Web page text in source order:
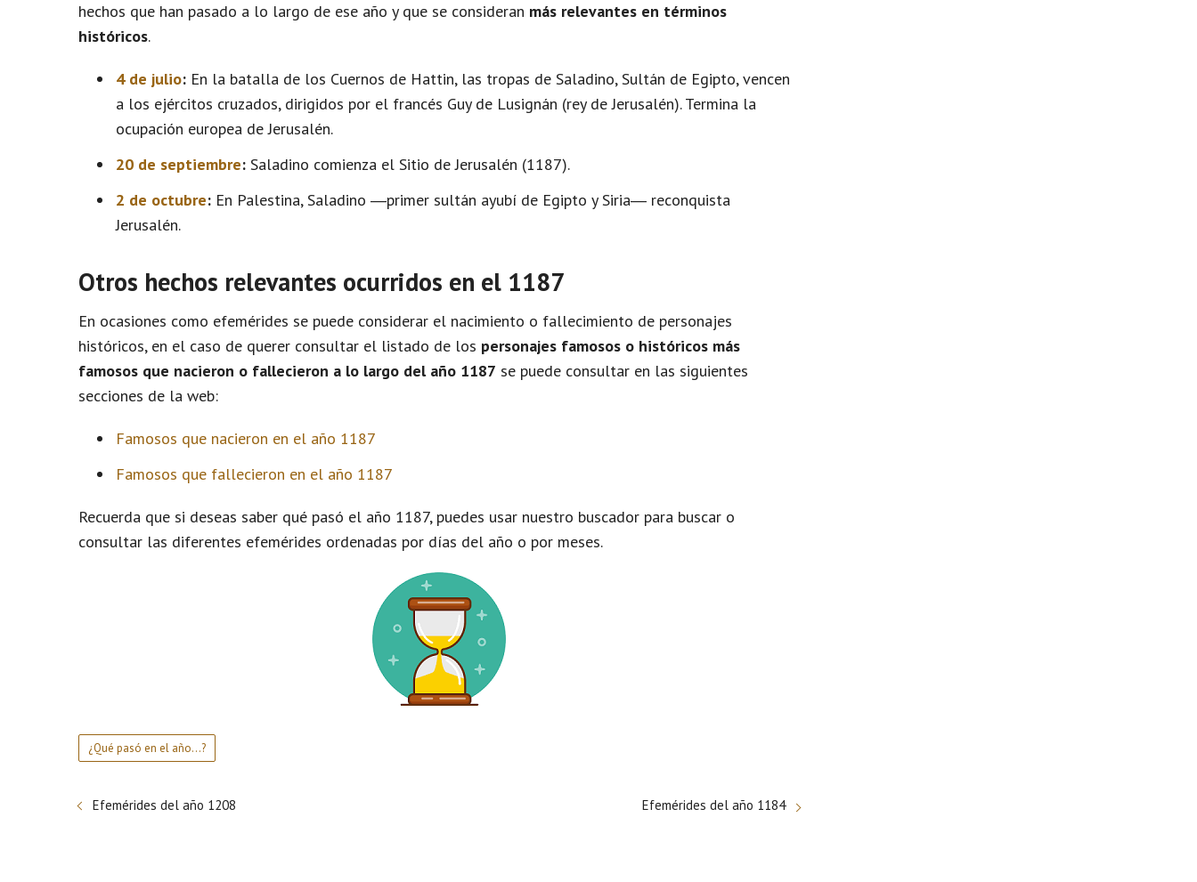
hechos que han pasado a lo largo de ese año y que se consideran más relevantes en términos
históricos.
4 de julio: En la batalla de los Cuernos de Hattin, las tropas de Saladino, Sultán de Egipto, vencen
a los ejércitos cruzados, dirigidos por el francés Guy de Lusignán (rey de Jerusalén). Termina la
ocupación europea de Jerusalén.
20 de septiembre: Saladino comienza el Sitio de Jerusalén (1187).
2 de octubre: En Palestina, Saladino ―primer sultán ayubí de Egipto y Siria― reconquista
Jerusalén.
Otros hechos relevantes ocurridos en el 1187
En ocasiones como efemérides se puede considerar el nacimiento o fallecimiento de personajes
históricos, en el caso de querer consultar el listado de los personajes famosos o históricos más
famosos que nacieron o fallecieron a lo largo del año 1187 se puede consultar en las siguientes
secciones de la web:
Famosos que nacieron en el año 1187
Famosos que fallecieron en el año 1187
Recuerda que si deseas saber qué pasó el año 1187, puedes usar nuestro buscador para buscar o
consultar las diferentes efemérides ordenadas por días del año o por meses.
¿Qué pasó en el año...?
Efemérides del año 1208 Efemérides del año 1184